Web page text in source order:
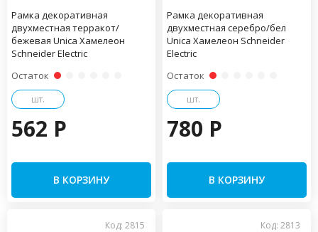
Рамка декоративная
двухместная терракот/
бежевая Unica Хамелеон
Schneider Electric
Остаток
шт.
562 P
В КОРЗИНУ
Рамка декоративная
двухместная серебро/бел
Unica Хамелеон Schneider
Electric
Остаток
шт.
780 P
В КОРЗИНУ
Код: 2815 Код: 2813